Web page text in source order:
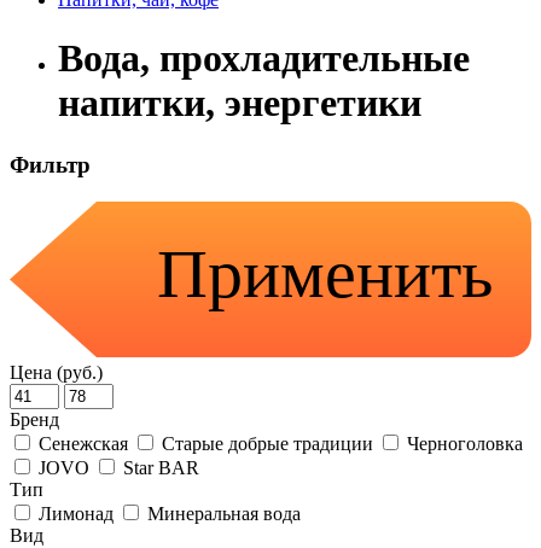
Вода, прохладительные
напитки, энергетики
Фильтр
Применить
Цена (руб.)
Бренд
Сенежская
Старые добрые традиции
Черноголовка
JOVO
Star BAR
Тип
Лимонад
Минеральная вода
Вид